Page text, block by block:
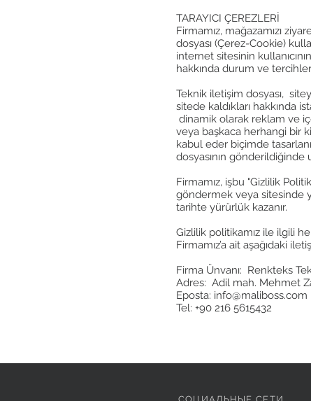
TARAYICI ÇEREZLERİ
Firmamız, mağazamızı
dosyası (Çerez-Cookie)
internet sitesinin
hakkında durum ve
Teknik iletişim dosyası,
sitede kaldıkları hakkında
dinamik olarak reklam ve
veya başkaca herhangi bir
kabul eder biçimde
dosyasının gönderildiğinde
Firmamız, işbu "Gizlilik
göndermek veya sitesinde
tarihte yürürlük kazanır.
Gizlilik politikamız ile ilgili
Firmamız’a ait aşağıdaki
Firma Ünvanı: Renkteks
Adres: Adil mah. Mehmet
Eposta: info@maliboss.com
Tel: +90 216 5615432